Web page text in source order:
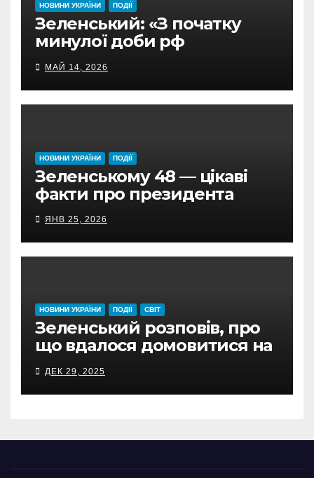
НОВИНИ УКРАЇНИ ПОДІЇ
Зеленський: «З початку
минулої доби рф
застосувала понад 1560
дронів проти України»
МАЙ 14, 2026
НОВИНИ УКРАЇНИ ПОДІЇ
Зеленському 48 — цікаві
факти про президента
ЯНВ 25, 2026
НОВИНИ УКРАЇНИ ПОДІЇ СВІТ
Зеленський розповів, про
що вдалося домовитися на
ДЕК 29, 2025